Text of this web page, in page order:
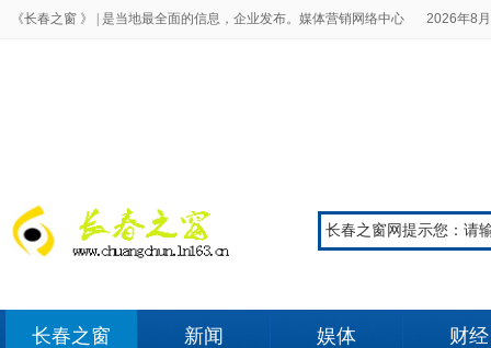
《长春之窗 》 | 是当地最全面的信息，企业发布。媒体营销网络中心 2026年8
长春之窗 新闻 娱体 财经